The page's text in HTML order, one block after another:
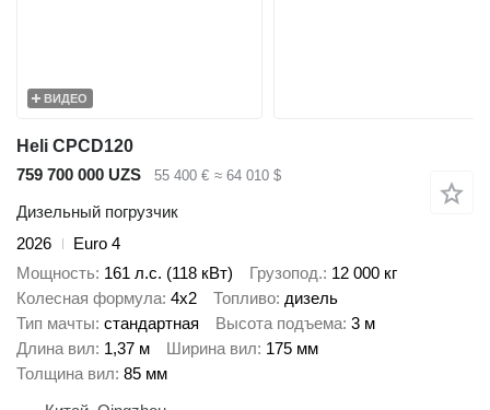
ВИДЕО
Heli CPCD120
759 700 000 UZS
55 400 € ≈ 64 010 $
Дизельный погрузчик
2026
Euro 4
Мощность 161 л.с. (118 кВт) Грузопод. 12 000 кг
Колесная формула 4x2 Топливо дизель
Тип мачты стандартная Высота подъема 3 м
Длина вил 1,37 м Ширина вил 175 мм
Толщина вил 85 мм